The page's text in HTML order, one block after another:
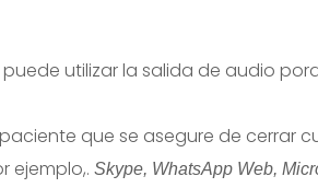
puede utilizar la salida de audio
que se asegure de cerrar
ejemplo,. Skype, WhatsApp Web,